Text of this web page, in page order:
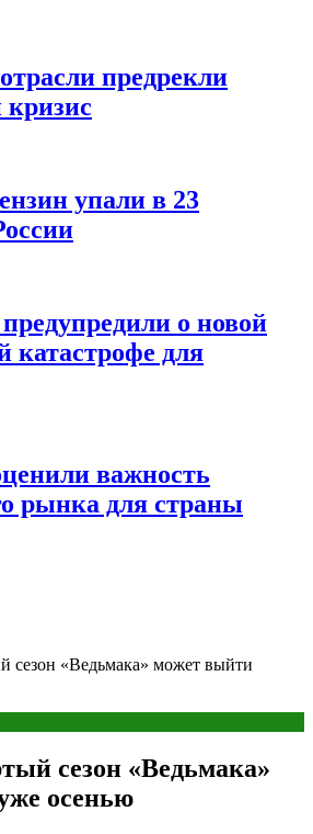
предрекли
кризис
упали в 23
о новой
катастрофе для
важность
рынка для страны
сезон «Ведьмака» может выйти
сезон «Ведьмака»
осенью